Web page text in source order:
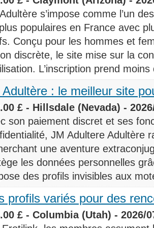
s’impose comme l’un
populaires en France avec
Conçu pour les hommes et
discrète, le site mise sur la
L’inscription prend
: le meilleur site
£ - Hillsdale (Nevada) -
son paiement discret et ses
JM Adultere Adultère
une aventure
les données personnelles
des profils invisibles aux
profils variés pour des
£ - Columbia (Utah) - 2026/